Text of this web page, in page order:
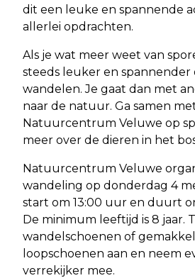
dit een leuke en spannende
allerlei opdrachten.
Als je wat meer weet van
steeds leuker en spannender
wandelen. Je gaat dan met
naar de natuur. Ga samen
Natuurcentrum Veluwe op
meer over de dieren in het
Natuurcentrum Veluwe
wandeling op donderdag 4
start om 13:00 uur en duurt
De minimum leeftijd is 8 jaar.
wandelschoenen of
loopschoenen aan en neem
verrekijker mee.